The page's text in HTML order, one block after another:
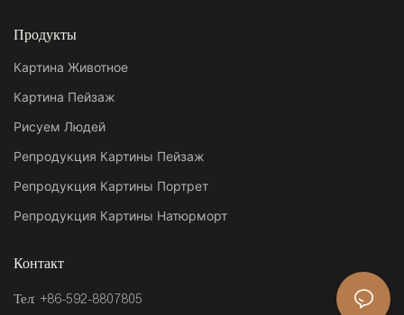
Продукты
Картина Животное
Картина Пейзаж
Рисуем Людей
Репродукция Картины Пейзаж
Репродукция Картины Портрет
Репродукция Картины Натюрморт
Контакт
Тел: +86-592-8807805